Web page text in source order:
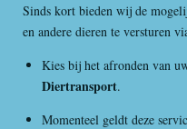
Sinds kort bieden wij de
en andere dieren te versturen
Kies bij het afronden van
Diertransport.
Momenteel geldt deze